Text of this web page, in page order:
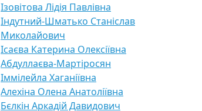
Ізовітова Лідія Павлівна
Індутний-Шматько Станіслав
Миколайович
Ісаєва Катерина Олексіївна
Абдуллаєва-Мартіросян
Іммілейла Хаганіївна
Алехіна Олена Анатоліївна
Бєлкін Аркадій Давидович